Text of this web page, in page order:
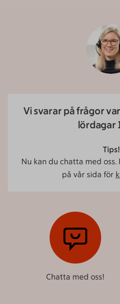
Vi svarar på frågor
lördagar
Tips!
Nu kan du chatta med
på vår sida för
Chatta med oss!